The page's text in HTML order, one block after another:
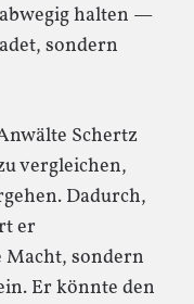
halten —
sondern
Schertz
vergleichen,
Dadurch,
er
sondern
Er könnte den